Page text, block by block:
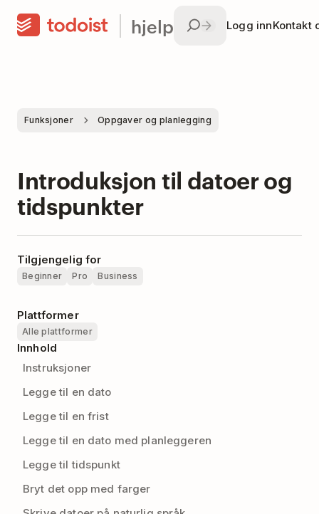
hjelp Logg innKontakt
Funksjoner Oppgaver og planlegging
Introduksjon til datoer og
tidspunkter
Tilgjengelig for
Beginner Pro Business
Plattformer
Alle plattformer
Innhold
Instruksjoner
Legge til en dato
Legge til en frist
Legge til en dato med planleggeren
Legge til tidspunkt
Bryt det opp med farger